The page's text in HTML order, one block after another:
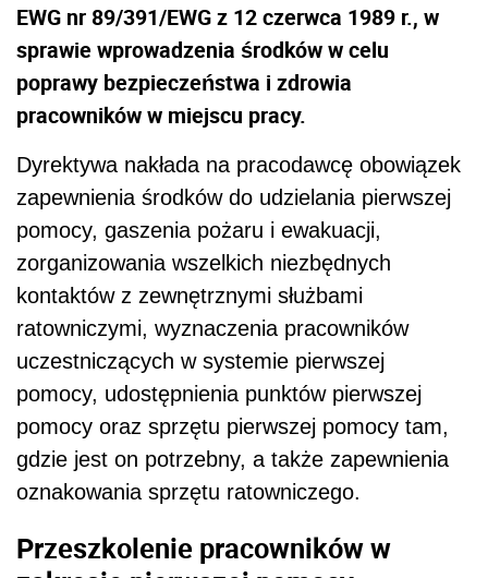
EWG nr 89/391/EWG z 12 czerwca 1989 r., w
sprawie wprowadzenia środków w celu
poprawy bezpieczeństwa i zdrowia
pracowników w miejscu pracy.
Dyrektywa nakłada na pracodawcę obowiązek
zapewnienia środków do udzielania pierwszej
pomocy, gaszenia pożaru i ewakuacji,
zorganizowania wszelkich niezbędnych
kontaktów z zewnętrznymi służbami
ratowniczymi, wyznaczenia pracowników
uczestniczących w systemie pierwszej
pomocy, udostępnienia punktów pierwszej
pomocy oraz sprzętu pierwszej pomocy tam,
gdzie jest on potrzebny, a także zapewnienia
oznakowania sprzętu ratowniczego.
Przeszkolenie pracowników w